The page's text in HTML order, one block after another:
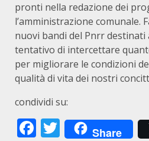
pronti nella redazione dei
l’amministrazione comunale.
nuovi bandi del Pnrr destinati
tentativo di intercettare
per migliorare le condizioni
qualità di vita dei nostri
condividi su:
Facebook
Twitter
Share